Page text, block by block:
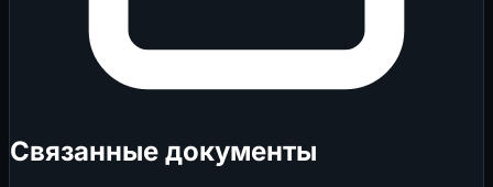
Связанные документы